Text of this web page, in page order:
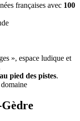
françaises avec 100
», espace ludique et
pied des pistes.